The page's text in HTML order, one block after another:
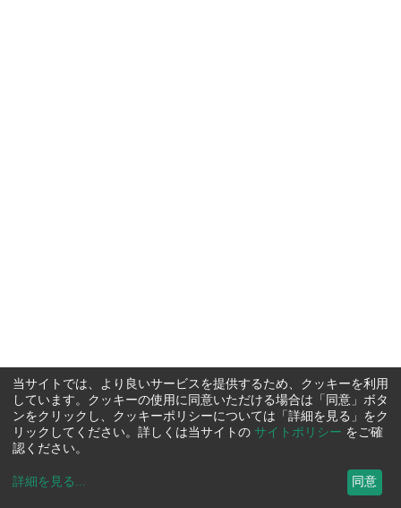
当サイトでは、より良いサービスを提供するため、クッキーを利用
しています。クッキーの使用に同意いただける場合は「同意」ボタ
ンをクリックし、クッキーポリシーについては「詳細を見る」をク
リックしてください。詳しくは当サイトの サイトポリシー をご確
認ください。
詳細を見る ... 同意